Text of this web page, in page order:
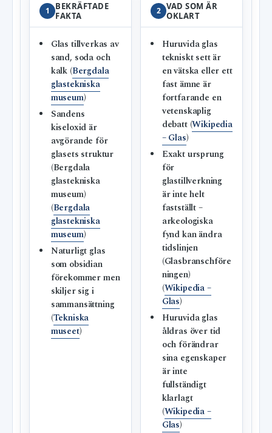
1
BEKRÄFTADE
FAKTA
Glas tillverkas av
sand, soda och
kalk (Bergdala
glastekniska
museum)
Sandens
kiseloxid är
avgörande för
glasets struktur
(Bergdala
glastekniska
museum)
(Bergdala
glastekniska
museum)
Naturligt glas
som obsidian
förekommer men
skiljer sig i
sammansättning
(Tekniska
museet)
2 VAD SOM ÄR
OKLART
Huruvida glas
tekniskt sett är
en vätska eller ett
fast ämne är
fortfarande en
vetenskaplig
debatt (Wikipedia
– Glas)
Exakt ursprung
för
glastillverkning
är inte helt
fastställt –
arkeologiska
fynd kan ändra
tidslinjen
(Glasbranschföre
ningen)
(Wikipedia –
Glas)
Huruvida glas
åldras över tid
och förändrar
sina egenskaper
är inte
fullständigt
klarlagt
(Wikipedia –
Glas)